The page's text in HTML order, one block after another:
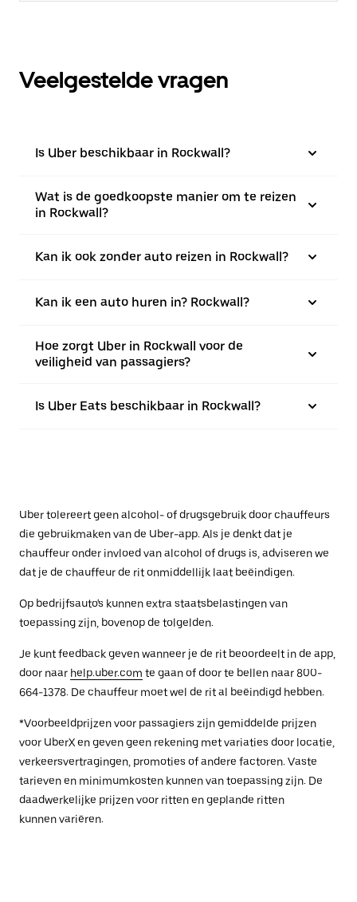
Veelgestelde vragen
Is Uber beschikbaar in Rockwall?
Wat is de goedkoopste manier om te reizen
in Rockwall?
Kan ik ook zonder auto reizen in Rockwall?
Kan ik een auto huren in? Rockwall?
Hoe zorgt Uber in Rockwall voor de
veiligheid van passagiers?
Is Uber Eats beschikbaar in Rockwall?
Uber tolereert geen alcohol- of drugsgebruik door chauffeurs
die gebruikmaken van de Uber-app. Als je denkt dat je
chauffeur onder invloed van alcohol of drugs is, adviseren we
dat je de chauffeur de rit onmiddellijk laat beëindigen.
Op bedrijfsauto's kunnen extra staatsbelastingen van
toepassing zijn, bovenop de tolgelden.
Je kunt feedback geven wanneer je de rit beoordeelt in de app,
door naar help.uber.com te gaan of door te bellen naar 800-
664-1378. De chauffeur moet wel de rit al beëindigd hebben.
*Voorbeeldprijzen voor passagiers zijn gemiddelde prijzen
voor UberX en geven geen rekening met variaties door locatie,
verkeersvertragingen, promoties of andere factoren. Vaste
tarieven en minimumkosten kunnen van toepassing zijn. De
daadwerkelijke prijzen voor ritten en geplande ritten
kunnen variëren.